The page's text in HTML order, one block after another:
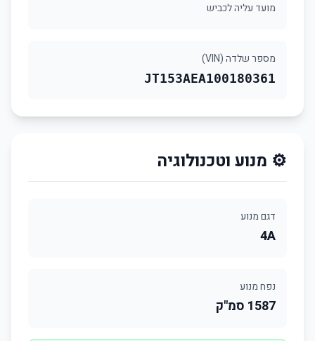
מועד עליה לכביש
מספר שלדה (VIN)
JT153AEA100180361
⚙️ מנוע וטכנולוגיה
דגם מנוע
4A
נפח מנוע
1587 סמ"ק